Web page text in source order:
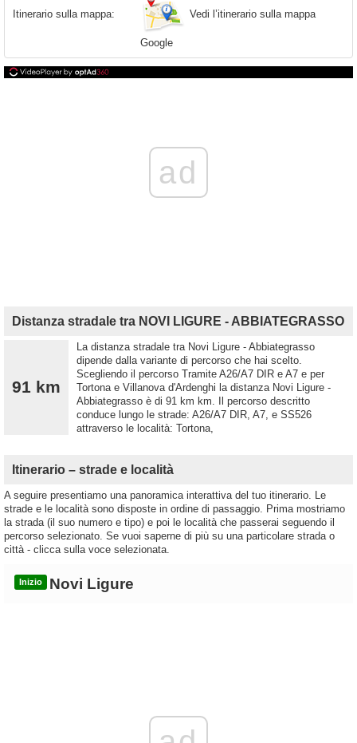
Itinerario sulla mappa: Vedi l’itinerario sulla mappa
Google
ad
Distanza stradale tra NOVI LIGURE - ABBIATEGRASSO
91 km
La distanza stradale tra Novi Ligure - Abbiategrasso
dipende dalla variante di percorso che hai scelto.
Scegliendo il percorso Tramite A26/A7 DIR e A7 e per
Tortona e Villanova d'Ardenghi la distanza Novi Ligure -
Abbiategrasso è di 91 km km. Il percorso descritto
conduce lungo le strade: A26/A7 DIR, A7, e SS526
attraverso le località: Tortona,
Itinerario – strade e località
A seguire presentiamo una panoramica interattiva del tuo itinerario. Le
strade e le località sono disposte in ordine di passaggio. Prima mostriamo
la strada (il suo numero e tipo) e poi le località che passerai seguendo il
percorso selezionato. Se vuoi saperne di più su una particolare strada o
città - clicca sulla voce selezionata.
Inizio Novi Ligure